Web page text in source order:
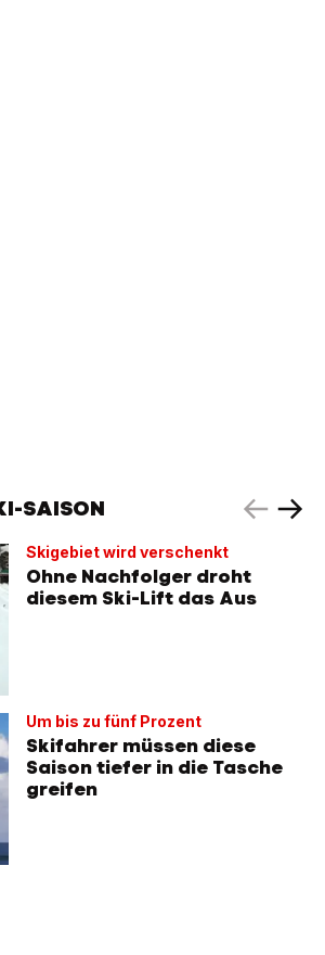
SAISON
Skigebiet wird verschenkt
Ohne Nachfolger droht
diesem Ski-Lift das Aus
Um bis zu fünf Prozent
Skifahrer müssen diese
Saison tiefer in die Tasche
greifen